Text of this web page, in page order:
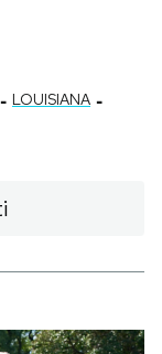
- LOUISIANA -